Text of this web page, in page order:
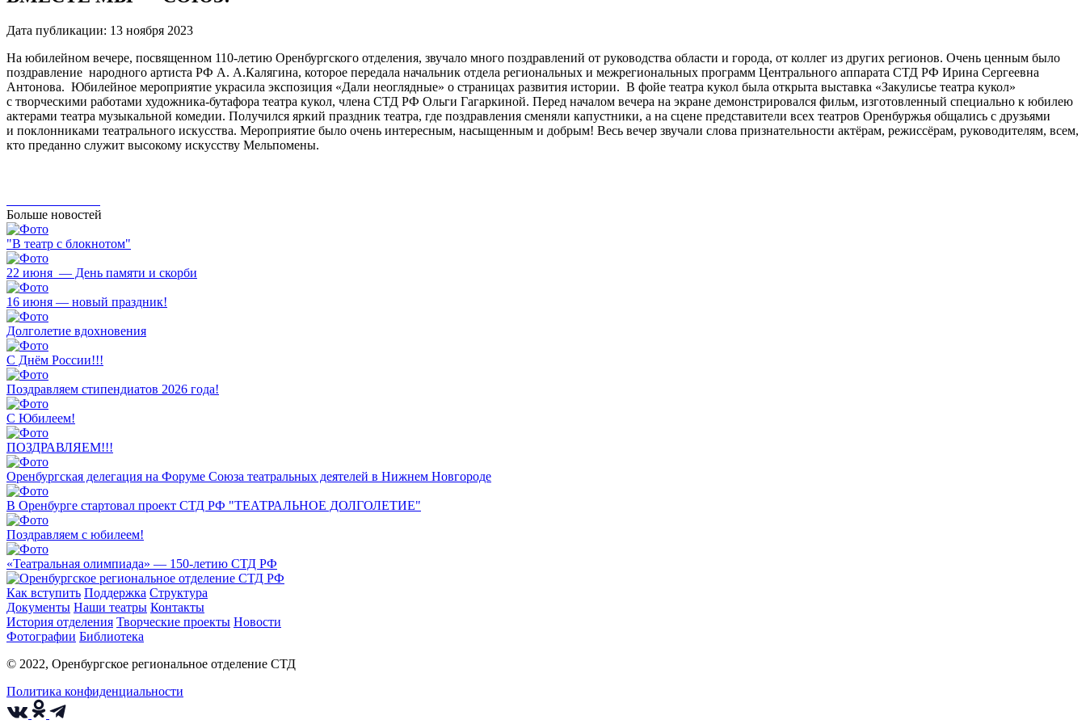
Дата публикации: 13 ноября 2023
На юбилейном вечере, посвященном 110-летию Оренбургского отделения, звучало много поздравлений от руководства области и города, от коллег из других регионов. Очень ценным было
поздравление народного артиста РФ А. А.Калягина, которое передала начальник отдела региональных и межрегиональных программ Центрального аппарата СТД РФ Ирина Сергеевна
Антонова. Юбилейное мероприятие украсила экспозиция «Дали неоглядные» о страницах развития истории. В фойе театра кукол была открыта выставка «Закулисье театра кукол»
с творческими работами художника-бутафора театра кукол, члена СТД РФ Ольги Гагаркиной. Перед началом вечера на экране демонстрировался фильм, изготовленный специально к юбилею
актерами театра музыкальной комедии. Получился яркий праздник театра, где поздравления сменяли капустники, а на сцене представители всех театров Оренбуржья общались с друзьями
и поклонниками театрального искусства. Мероприятие было очень интересным, насыщенным и добрым! Весь вечер звучали слова признательности актёрам, режиссёрам, руководителям, всем,
кто преданно служит высокому искусству Мельпомены.
Больше новостей
"В театр с блокнотом"
22 июня — День памяти и скорби
16 июня — новый праздник!
Долголетие вдохновения
С Днём России!!!
Поздравляем стипендиатов 2026 года!
С Юбилеем!
ПОЗДРАВЛЯЕМ!!!
Оренбургская делегация на Форуме Союза театральных деятелей в Нижнем Новгороде
В Оренбурге стартовал проект СТД РФ "ТЕАТРАЛЬНОЕ ДОЛГОЛЕТИЕ"
Поздравляем с юбилеем!
«Театральная олимпиада» — 150-летию СТД РФ
Как вступить Поддержка Структура
Документы Наши театры Контакты
История отделения Творческие проекты Новости
Фотографии Библиотека
© 2022, Оренбургское региональное отделение СТД
Политика конфиденциальности